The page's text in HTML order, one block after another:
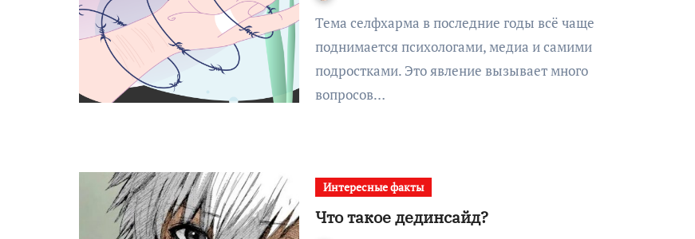
Тема селфхарма в последние годы всё чаще
поднимается психологами, медиа и самими
подростками. Это явление вызывает много
вопросов…
Интересные факты
Что такое дединсайд?